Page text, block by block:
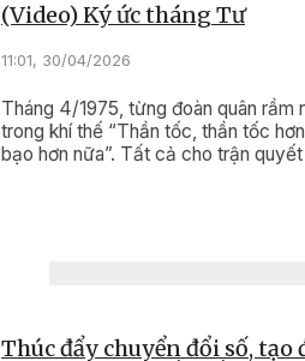
(Video) Ký ức tháng Tư
11:01, 30/04/2026
Tháng 4/1975, từng đoàn quân rầm
trong khí thế “Thần tốc, thần tốc
bạo hơn nữa”. Tất cả cho trận
Thúc đẩy chuyển đổi số, tạo